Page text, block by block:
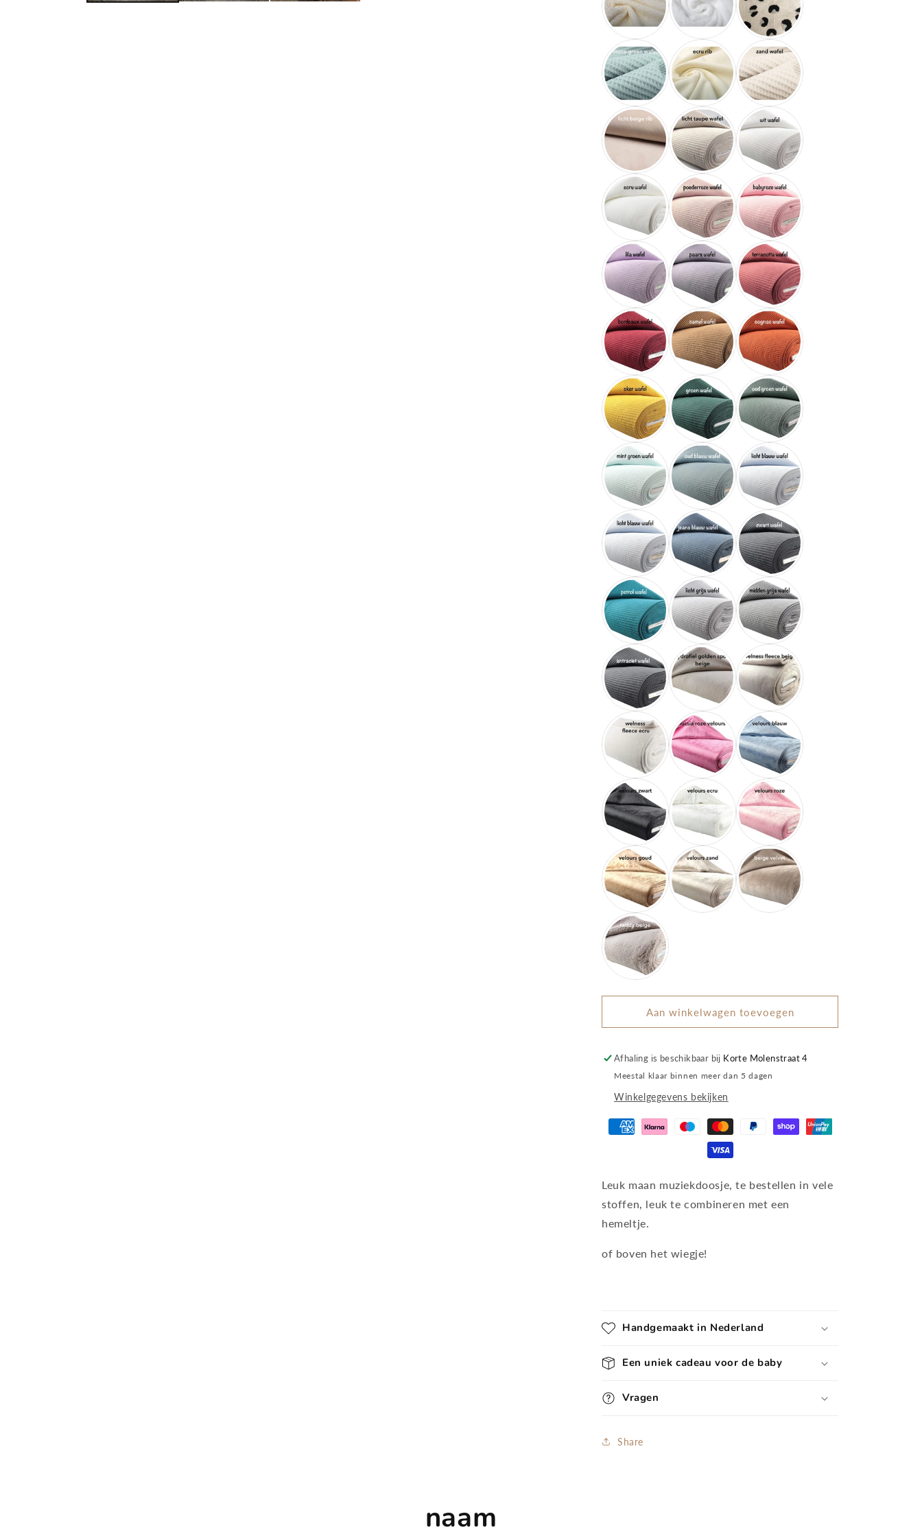
Aan winkelwagen toevoegen
Afhaling is beschikbaar bij Korte Molenstraat 4
Meestal klaar binnen meer dan 5 dagen
Winkelgegevens bekijken
Leuk maan muziekdoosje, te bestellen in vele
stoffen, leuk te combineren met een
hemeltje.
of boven het wiegje!
Handgemaakt in Nederland
Een uniek cadeau voor de baby
Vragen
Share
naam